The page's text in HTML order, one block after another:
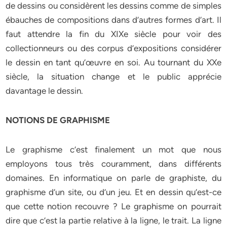
de dessins ou considèrent les dessins comme de simples
ébauches de compositions dans d’autres formes d’art. Il
faut attendre la fin du XIXe siècle pour voir des
collectionneurs ou des corpus d’expositions considérer
le dessin en tant qu’œuvre en soi. Au tournant du XXe
siècle, la situation change et le public apprécie
davantage le dessin.
NOTIONS DE GRAPHISME
Le graphisme c’est finalement un mot que nous
employons tous très couramment, dans différents
domaines. En informatique on parle de graphiste, du
graphisme d’un site, ou d’un jeu. Et en dessin qu’est-ce
que cette notion recouvre ? Le graphisme on pourrait
dire que c’est la partie relative à la ligne, le trait. La ligne